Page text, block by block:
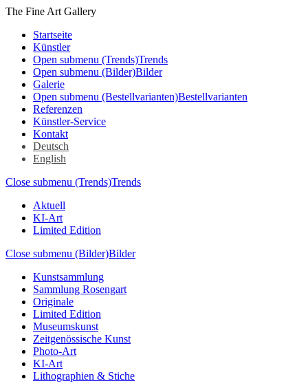
The Fine Art Gallery
Startseite
Künstler
Open submenu (Trends)Trends
Open submenu (Bilder)Bilder
Galerie
Open submenu (Bestellvarianten)Bestellvarianten
Referenzen
Künstler-Service
Kontakt
Deutsch
English
Close submenu (Trends)Trends
Aktuell
KI-Art
Limited Edition
Close submenu (Bilder)Bilder
Kunstsammlung
Sammlung Rosengart
Originale
Limited Edition
Museumskunst
Zeitgenössische Kunst
Photo-Art
KI-Art
Lithographien & Stiche